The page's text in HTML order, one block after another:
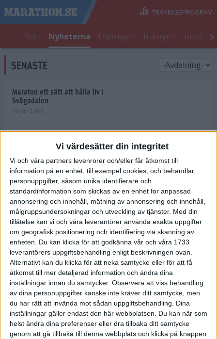
Vi värdesätter din integritet
Vi och våra partners levenrorer och/eller får åtkomst till
information på en enhet, till exempel cookies, och behandlar
personuppgifter, såsom unika identifierare och
standardinformation som skickas av en enhet for anpassad
annonsering och innehåll, mätning av annonsering och innehåll,
målgruppsundersokningar och utveckling av tjänster. Med din
tillåtelse kan vi och våra leverantörer använda exakta uppgifter
om geografisk positionering och identifiering via skanning av
enheten. Du kan klicka för att godkänna vår och våra 1733
leverantörers uppgiftsbehandling enligt beskrivningen ovan.
Alternativt kan du klicka för att neka samtycke eller för att få
åtkomst till mer detaljerad information och ändra dina
inställningar innan du samtycker. Observera att viss behandling
av dina personuppgifter kanske inte kräver ditt samtycke, men
du har rätt att invända mot sådan uppgiftsbehandling. Dina
inställningar gäller endast den här webbplatsen. Du kan när som
helst ändra dina preferenser eller dra tillbaka ditt samtycke
genom att gå tillbaka till denna webbplats och klicka på knappen
Start Nyheterna Löpningen Träningen
TRÄNINGSPROGRAM
SENASTE
Maraton ett sätt att hålla liv i
Svågadalen
30 jun 1998
Norrlänningar firade semester i
Strängnäs
28 jun 1998
Maratonlöparna bäst i Trosa
I år fick Andervang kransen
27 jun 1998
Intresset ökar för Lidingöloppet
26 jun 1998
Värmemara
väntarvärldsmästaraspiranter